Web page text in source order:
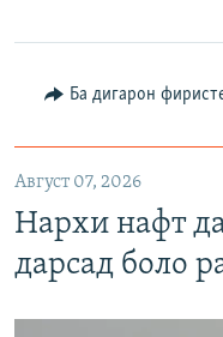
Ба дигарон
Август 07, 2026
Нархи нафт
дарсад боло